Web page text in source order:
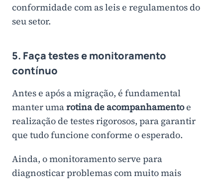
conformidade com as leis e regulamentos do
seu setor.
5. Faça testes e monitoramento
contínuo
Antes e após a migração, é fundamental
manter umarotina de acompanhamentoe
realização de testes rigorosos, para garantir
que tudo funcione conforme o esperado.
Ainda, o monitoramento serve para
diagnosticar problemas com muito mais